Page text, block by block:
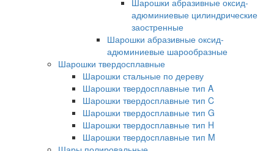
Шарошки абразивные оксид-
адюминиевые цилиндрические
заостренные
Шарошки абразивные оксид-
адюминиевые шарообразные
Шарошки твердосплавные
Шарошки стальные по дереву
Шарошки твердосплавные тип A
Шарошки твердосплавные тип C
Шарошки твердосплавные тип G
Шарошки твердосплавные тип H
Шарошки твердосплавные тип M